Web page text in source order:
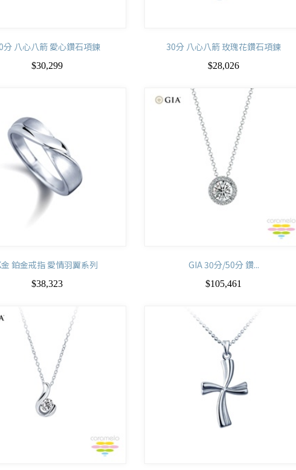
分 八心八箭 愛心鑽石項鍊
$30,299
30分 八心八箭 玫瑰花鑽石項鍊
$28,026
鉑金戒指 愛情羽翼系列
$38,323
GIA 30分/50分 鑽...
$105,461